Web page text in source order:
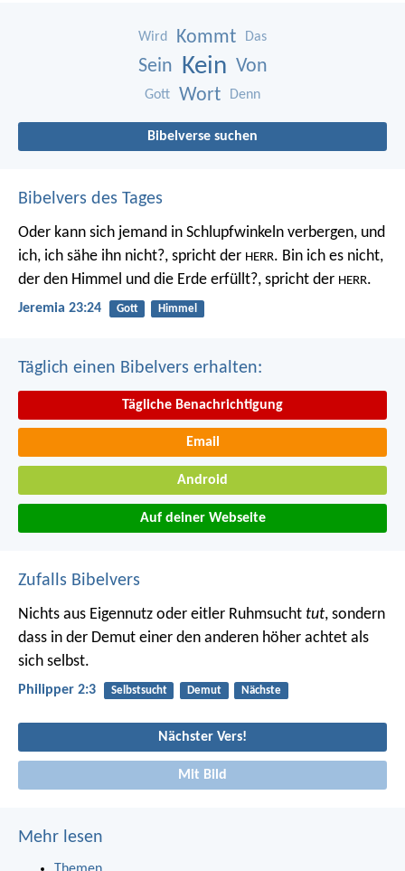
Wird Kommt Das
Sein Kein Von
Gott Wort Denn
Bibelverse suchen
Bibelvers des Tages
Oder kann sich jemand in Schlupfwinkeln verbergen, und
ich, ich sähe ihn nicht?, spricht der HERR. Bin ich es nicht,
der den Himmel und die Erde erfüllt?, spricht der HERR.
Jeremia 23:24 Gott Himmel
Täglich einen Bibelvers erhalten:
Tägliche Benachrichtigung
Email
Android
Auf deiner Webseite
Zufalls Bibelvers
Nichts aus Eigennutz oder eitler Ruhmsucht tut, sondern
dass in der Demut einer den anderen höher achtet als
sich selbst.
Philipper 2:3 Selbstsucht Demut Nächste
Nächster Vers!
Mit Bild
Mehr lesen